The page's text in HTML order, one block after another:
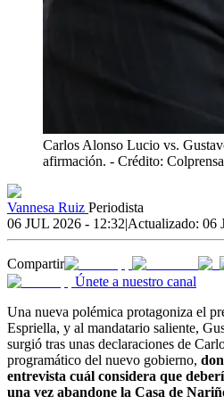
Carlos Alonso Lucio vs.
afirmación. - Crédito: Colprensa
Vannesa Ruiz Periodista
06 JUL 2026 - 12:32|Actualizado: 06
Compartir
Únete a nuestro canal
Una nueva polémica protagoniza el
Espriella, y al mandatario saliente,
surgió tras unas declaraciones de
programático del nuevo gobierno,
entrevista cuál considera que
una vez abandone la Casa de